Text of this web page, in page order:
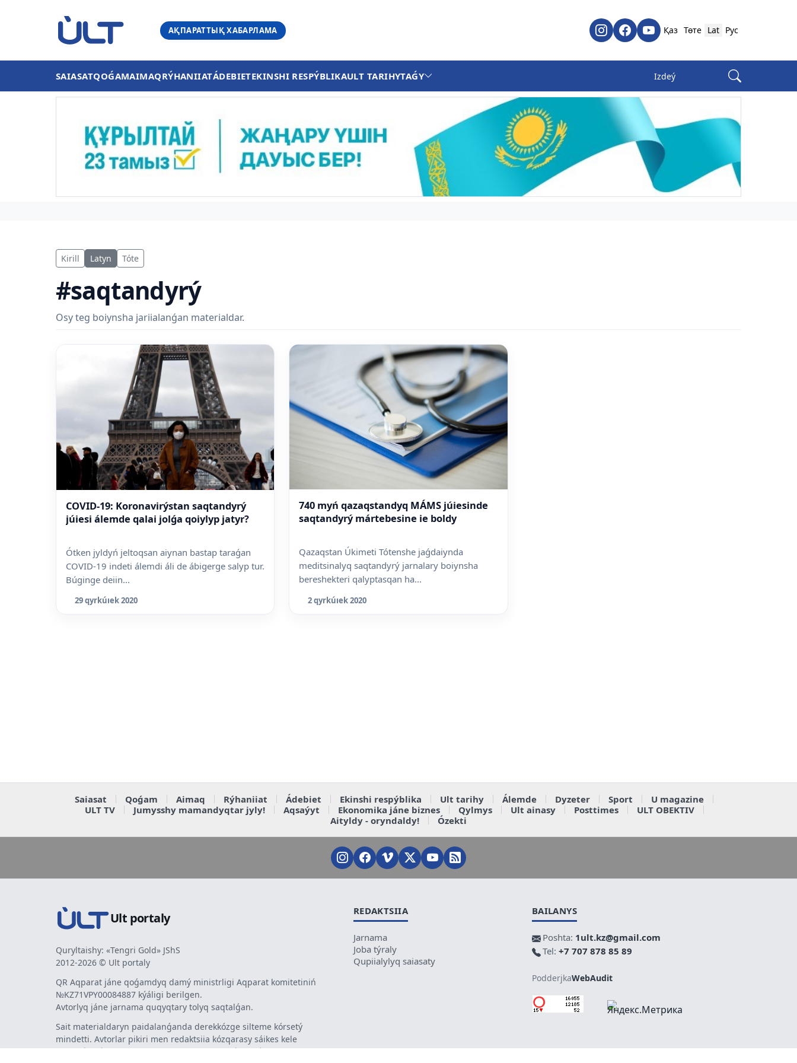
АҚПАРАТТЫҚ ХАБАРЛАМА Қаз Төте Lat Рус
SAIASATQOǴAMAIMAQRÝHANIIATÁDEBIETEKINSHI RESPÝBLIKAULT TARIHYTAǴY
Kirill Latyn Tóte
#saqtandyrý
Osy teg boiynsha jariialanǵan materialdar.
COVID-19: Koronavirýstan saqtandyrý
júiesi álemde qalai jolǵa qoiylyp jatyr?
Ótken jyldyń jeltoqsan aiynan bastap taraǵan
COVID-19 indeti álemdi áli de ábigerge salyp tur.
Búginge deiin...
29 qyrkúıek 2020
740 myń qazaqstandyq MÁMS júiesinde
saqtandyrý mártebesine ie boldy
Qazaqstan Úkimeti Tótenshe jaǵdaiynda
meditsinalyq saqtandyrý jarnalary boiynsha
bereshekteri qalyptasqan ha...
2 qyrkúıek 2020
Saiasat Qoǵam Aimaq Rýhaniiat Ádebiet Ekinshi respýblika Ult tarihy Álemde Dyzeter Sport
U magazine
ULT TV
Jumysshy mamandyqtar jyly! Aqsaýyt Ekonomika jáne biznes Qylmys Ult ainasy Posttimes
ULT OBEKTIV
Aityldy - oryndaldy!
Ózekti
Ult portaly
Quryltaishy: «Tengri Gold» JShS
2012-2026 © Ult portaly
QR Aqparat jáne qoǵamdyq damý ministrligi Aqparat komitetiniń
№KZ71VPY00084887 kýáligi berilgen.
Avtorlyq jáne jarnama quqyqtary tolyq saqtalǵan.
Sait materialdaryn paidalanǵanda derekkózge silteme kórsetý
mindetti. Avtorlar pikiri men redaktsiia kózqarasy sáikes kele
bermeýi múmkin. Jarnama men habarlandyrýlardyń mazmunyna
REDAKTSIIA
Jarnama
Joba týraly
Qupiialylyq saiasaty
BAILANYS
Poshta: 1ult.kz@gmail.com
Tel: +7 707 878 85 89
PodderjkaWebAudit